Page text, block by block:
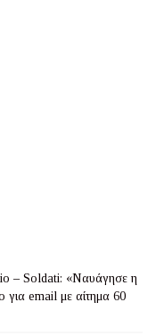
– Soldati: «Ναυάγησε η
για email με αίτημα 60